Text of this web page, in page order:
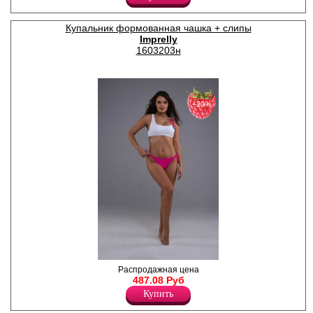
регулируются по длине,
несъемные, имеют три
положения ( обычное, крест
на крест, вокруг шеи ). Трусы-
бикини на завязках.
Купальник формованная чашка + слипы
Imprelly
1603203н
Купальник женский
раздельный с веточкой
орхидеи. Бюстгальтер- топ с
формованными чашками, на
косточках. Бретели
−20%
Распродажная цена
487.08 Руб
Купить